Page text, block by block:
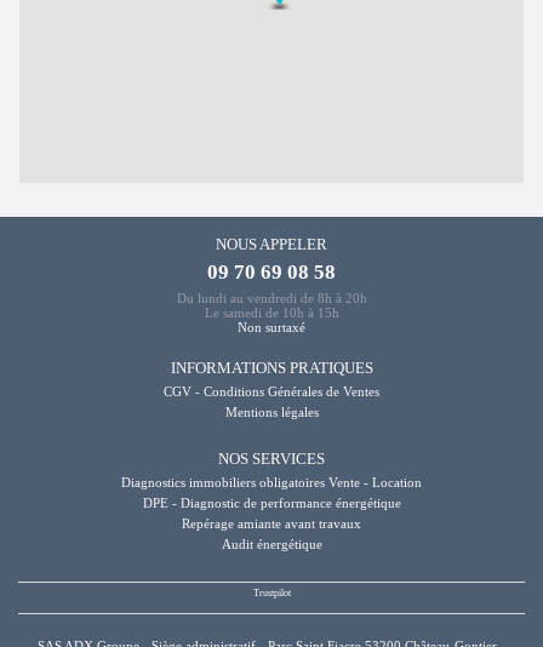
NOUS APPELER
09 70 69 08 58
Du lundi au vendredi de 8h à 20h
Le samedi de 10h à 15h
Non surtaxé
INFORMATIONS PRATIQUES
CGV - Conditions Générales de Ventes
Mentions légales
NOS SERVICES
Diagnostics immobiliers obligatoires Vente - Location
DPE - Diagnostic de performance énergétique
Repérage amiante avant travaux
Audit énergétique